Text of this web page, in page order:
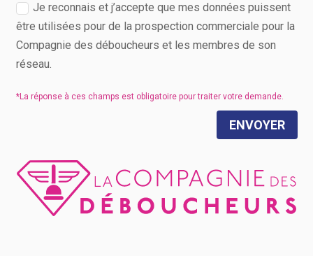
Je reconnais et j’accepte que mes données puissent
être utilisées pour de la prospection commerciale pour la
Compagnie des déboucheurs et les membres de son
réseau.
ENVOYER